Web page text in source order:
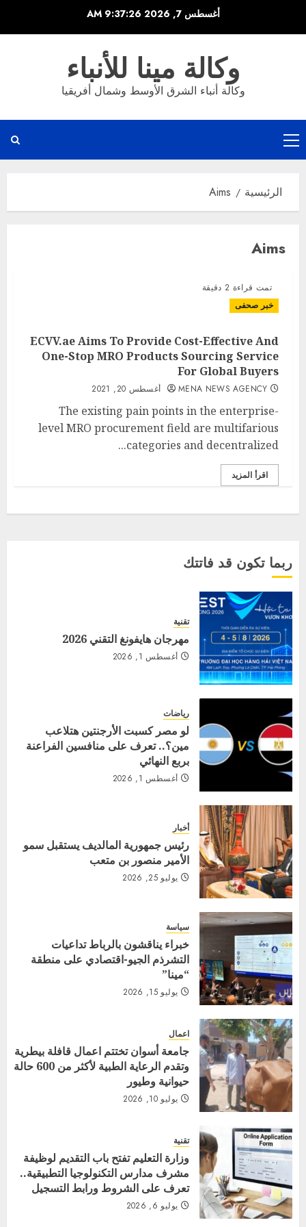
أغسطس 7, 2026 9:37:26 AM
وكالة مينا للأنباء
وكالة أنباء الشرق الأوسط وشمال أفريقيا
القائمة
الرئيسية
الرئيسية Aims
Aims
تمت قراءة 2 دقيقة
خبر صحفى
ECVV.ae Aims To Provide Cost-Effective And
One-Stop MRO Products Sourcing Service
For Global Buyers
MENA NEWS AGENCY أغسطس 20, 2021
The existing pain points in the enterprise-
level MRO procurement field are multifarious
categories and decentralized...
اقرأ المزيد
ربما تكون قد فاتتك
تقنية
مهرجان هايفونغ التقني 2026
أغسطس 1, 2026
رياضات
لو مصر كسبت الأرجنتين هتلاعب
مين؟.. تعرف على منافسين الفراعنة
بربع النهائي
أغسطس 1, 2026
أخبار
رئيس جمهورية المالديف يستقبل سمو
الأمير منصور بن متعب
يوليو 25, 2026
سياسة
خبراء يناقشون بالرباط تداعيات
التشرذم الجيو-اقتصادي على منطقة
“مينا”
يوليو 15, 2026
اعمال
جامعة أسوان تختتم اعمال قافلة بيطرية
وتقدم الرعاية الطبية لأكثر من 600 حالة
حيوانية وطيور
يوليو 10, 2026
تقنية
وزارة التعليم تفتح باب التقديم لوظيفة
مشرف مدارس التكنولوجيا التطبيقية..
تعرف على الشروط ورابط التسجيل
يوليو 6, 2026